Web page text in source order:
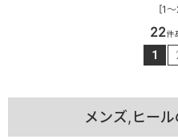
[1
22件
1
メンズ,ヒー